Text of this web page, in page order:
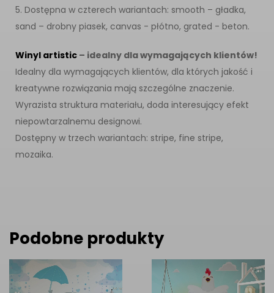
5. Dostępna w czterech wariantach: smooth – gładka,
sand – drobny piasek, canvas - płótno, grated - beton.
Winyl artistic – idealny dla wymagających klientów!
Idealny dla wymagających klientów, dla których jakość i
kreatywne rozwiązania mają szczególne znaczenie.
Wyrazista struktura materiału, doda interesujący efekt
niepowtarzalnemu designowi.
Dostępny w trzech wariantach: stripe, fine stripe,
mozaika.
Podobne produkty